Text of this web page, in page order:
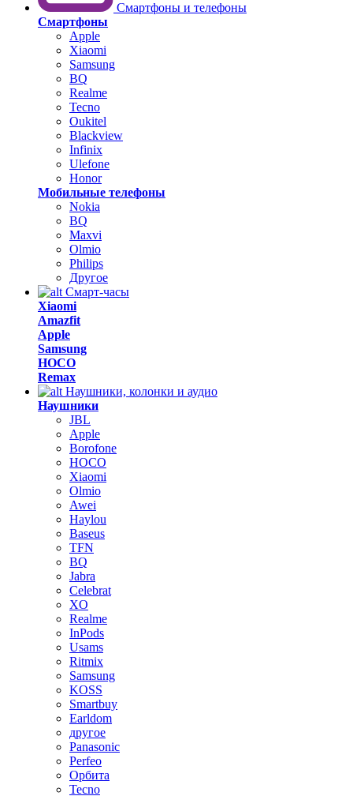
Смартфоны и телефоны
Смартфоны
Apple
Xiaomi
Samsung
BQ
Realme
Tecno
Oukitel
Blackview
Infinix
Ulefone
Honor
Мобильные телефоны
Nokia
BQ
Maxvi
Olmio
Philips
Другое
Смарт-часы
Xiaomi
Amazfit
Apple
Samsung
HOCO
Remax
Наушники, колонки и аудио
Наушники
JBL
Apple
Borofone
HOCO
Xiaomi
Olmio
Awei
Haylou
Baseus
TFN
BQ
Jabra
Celebrat
XO
Realme
InPods
Usams
Ritmix
Samsung
KOSS
Smartbuy
Earldom
другое
Panasonic
Perfeo
Орбита
Tecno